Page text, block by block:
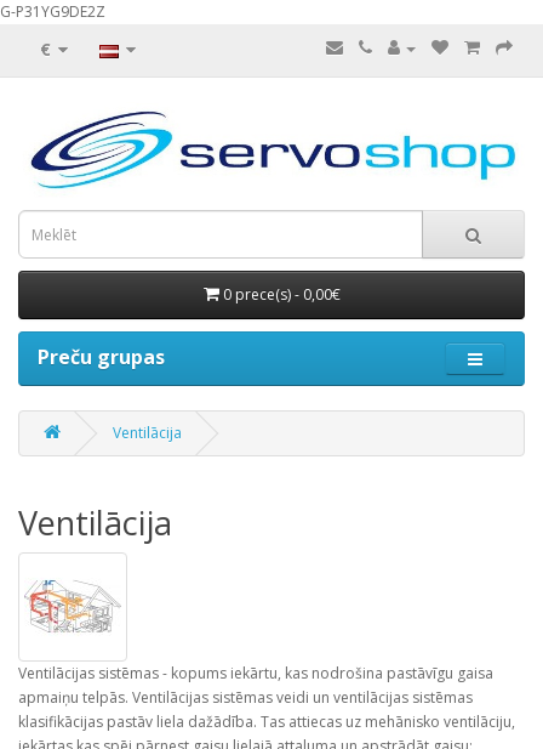
G-P31YG9DE2Z
€
0 prece(s) - 0,00€
Preču grupas
Ventilācija
Ventilācija
Ventilācijas sistēmas - kopums iekārtu, kas nodrošina pastāvīgu gaisa
apmaiņu telpās. Ventilācijas sistēmas veidi un ventilācijas sistēmas
klasifikācijas pastāv liela dažādība. Tas attiecas uz mehānisko ventilāciju,